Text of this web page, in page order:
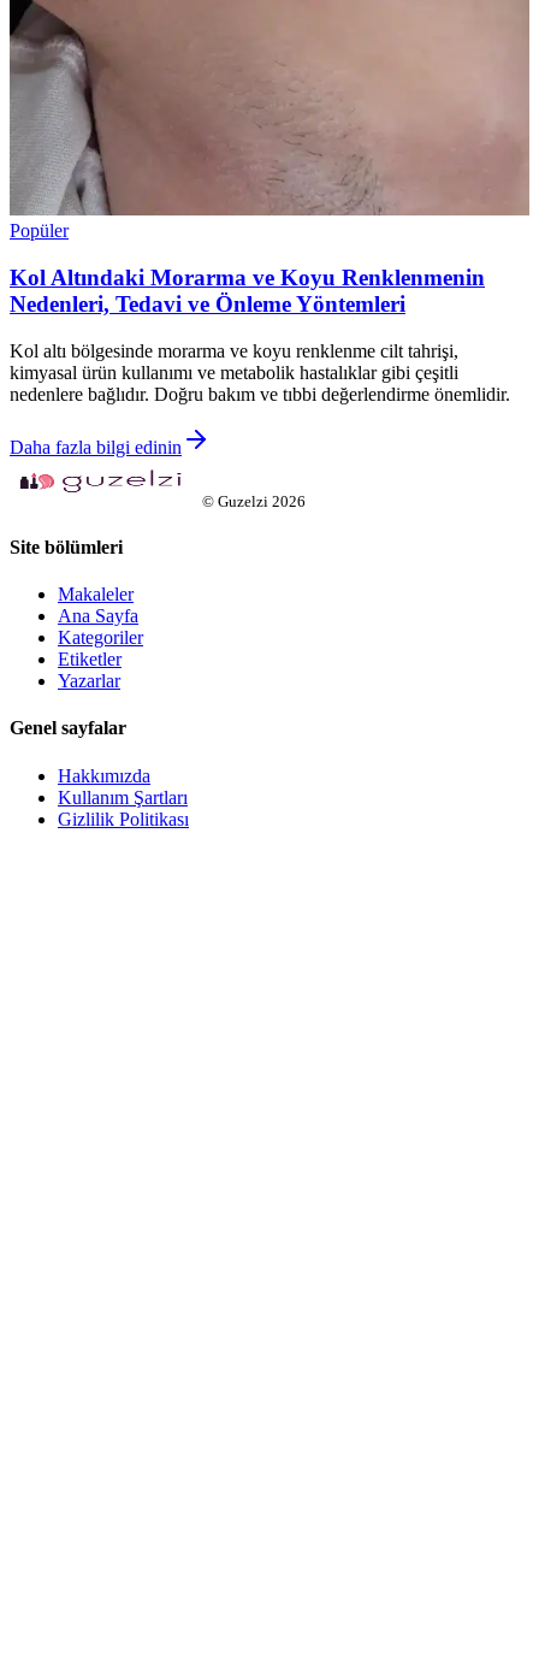
Popüler
Kol Altındaki Morarma ve Koyu Renklenmenin
Nedenleri, Tedavi ve Önleme Yöntemleri
Kol altı bölgesinde morarma ve koyu renklenme cilt tahrişi,
kimyasal ürün kullanımı ve metabolik hastalıklar gibi çeşitli
nedenlere bağlıdır. Doğru bakım ve tıbbi değerlendirme önemlidir.
Daha fazla bilgi edinin
© Guzelzi 2026
Site bölümleri
Makaleler
Ana Sayfa
Kategoriler
Etiketler
Yazarlar
Genel sayfalar
Hakkımızda
Kullanım Şartları
Gizlilik Politikası